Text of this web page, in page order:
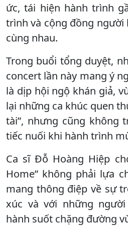
ức, tái hiện hành trình
trình và cộng đồng người
cùng nhau.
Trong buổi tổng duyệt,
concert lần này mang ý
là dịp hội ngộ khán giả,
lại những ca khúc quen
tài”, nhưng cũng không
tiếc nuối khi hành trình
Ca sĩ Đỗ Hoàng Hiệp
Home” không phải lựa
mang thông điệp về sự
xúc và với những
hành suốt chặng đường